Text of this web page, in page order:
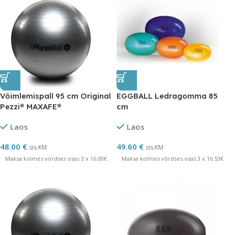
Võimlemispall 95 cm Original
Pezzi® MAXAFE®
Laos
48.00 € sis.KM
Maksa kolmes võrdses osas 3 x 16.00€
EGGBALL Ledragomma 85
cm
Laos
49.60 € sis.KM
Maksa kolmes võrdses osas 3 x 16.53€